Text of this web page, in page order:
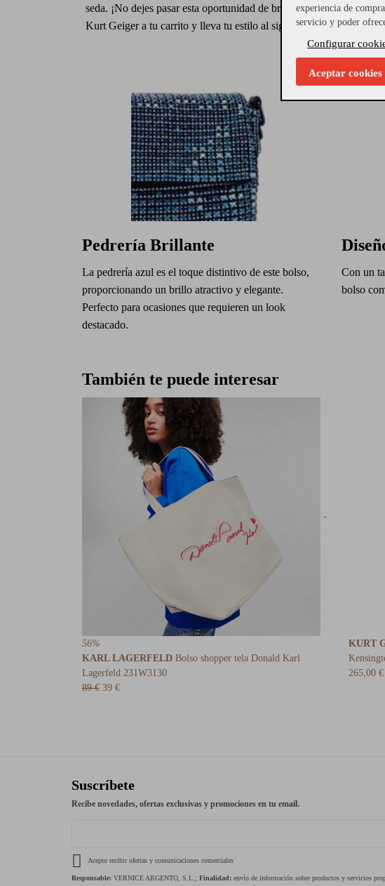
seda. ¡No dejes pasar esta oportunidad de brillar! Añade el bolso
Kurt Geiger a tu carrito y lleva tu estilo al siguiente nivel.
Pedrería Brillante
La pedrería azul es el toque distintivo de este bolso,
proporcionando un brillo atractivo y elegante.
Perfecto para ocasiones que requieren un look
destacado.
Con un
bolso
También te puede interesar
-
56%
KARL LAGERFELD Bolso shopper tela Donald Karl
Lagerfeld 231W3130
89 € 39 €
KURT
265,00 €
Suscríbete
Recibe novedades, ofertas exclusivas y promociones en tu email.
Acepto recibir ofertas y comunicaciones comerciales
Responsable: VERNICE ARGENTO, S.L.; Finalidad: envío de información sobre productos y servicios
experiencia de
servicio y poder
Configurar
Aceptar cookies